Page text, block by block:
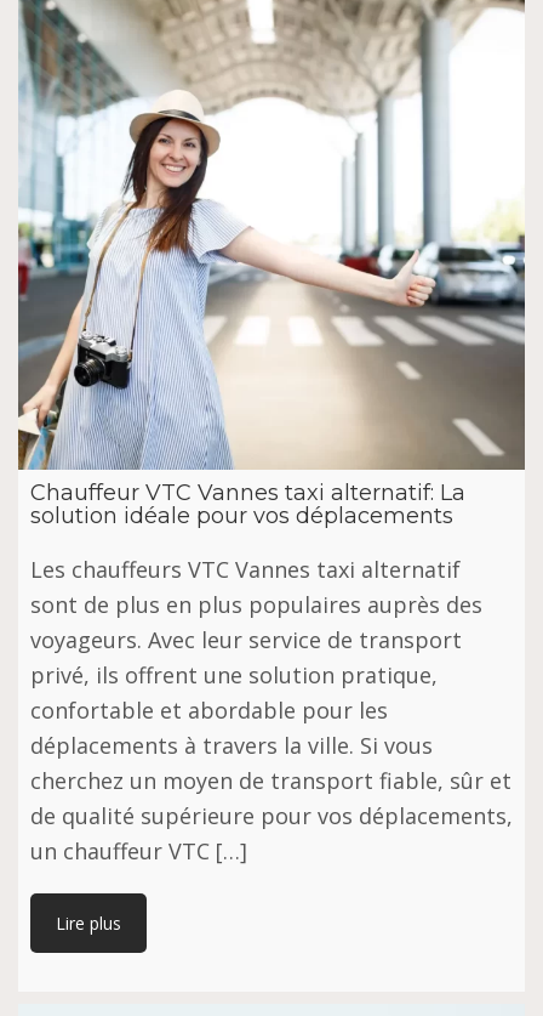
Chauffeur VTC Vannes taxi alternatif: La
solution idéale pour vos déplacements
Les chauffeurs VTC Vannes taxi alternatif
sont de plus en plus populaires auprès des
voyageurs. Avec leur service de transport
privé, ils offrent une solution pratique,
confortable et abordable pour les
déplacements à travers la ville. Si vous
cherchez un moyen de transport fiable, sûr et
de qualité supérieure pour vos déplacements,
un chauffeur VTC […]
Lire plus